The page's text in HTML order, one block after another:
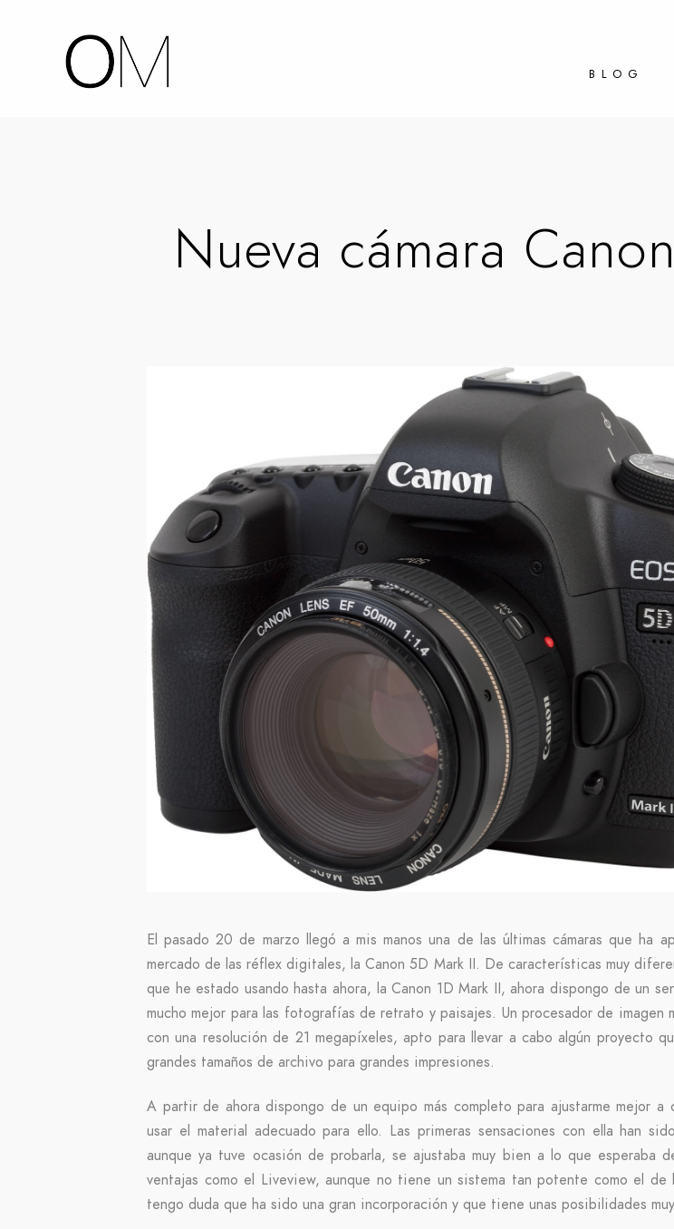
BLOG
Nueva cámara
El pasado 20 de marzo llegó a mis manos una de las últimas cámaras que ha
mercado de las réflex digitales, la Canon 5D Mark II. De características muy
que he estado usando hasta ahora, la Canon 1D Mark II, ahora dispongo de un
mucho mejor para las fotografías de retrato y paisajes. Un procesador de imagen
con una resolución de 21 megapíxeles, apto para llevar a cabo algún proyecto
grandes tamaños de archivo para grandes impresiones.
A partir de ahora dispongo de un equipo más completo para ajustarme mejor a
usar el material adecuado para ello. Las primeras sensaciones con ella han
aunque ya tuve ocasión de probarla, se ajustaba muy bien a lo que esperaba
ventajas como el Liveview, aunque no tiene un sistema tan potente como el
tengo duda que ha sido una gran incorporación y que tiene unas posibilidades